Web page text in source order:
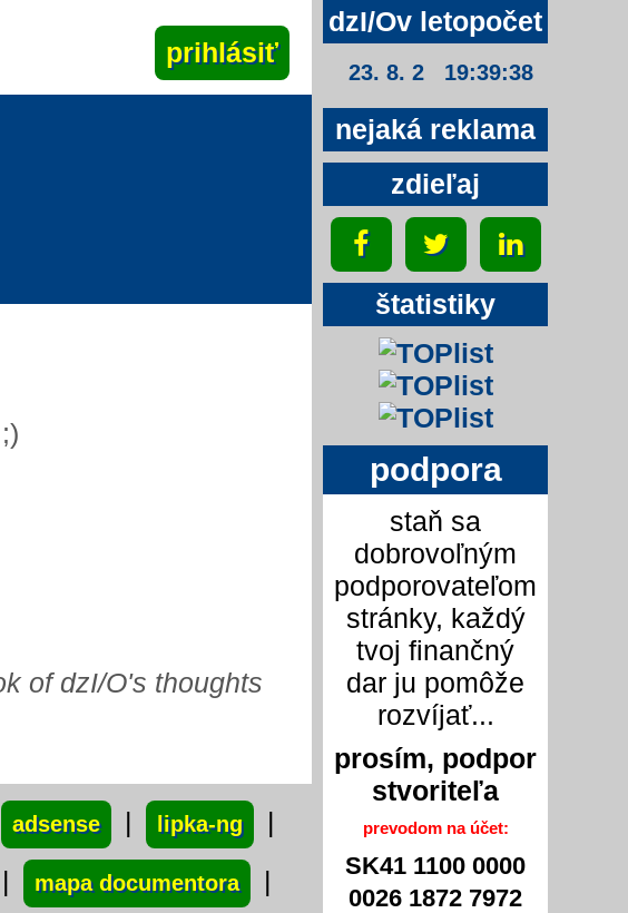
of dzI/O's thoughts
adsense | lipka-ng |
| mapa documentora |
dzI/Ov letopočet
23. 8. 2 19:39:38
nejaká reklama
zdieľaj
štatistiky
podpora
staň sa
dobrovoľným
podporovateľom
stránky, každý
tvoj finančný
dar ju pomôže
rozvíjať...
prosím, podpor
stvoriteľa
prevodom na účet:
SK41 1100 0000
0026 1872 7972